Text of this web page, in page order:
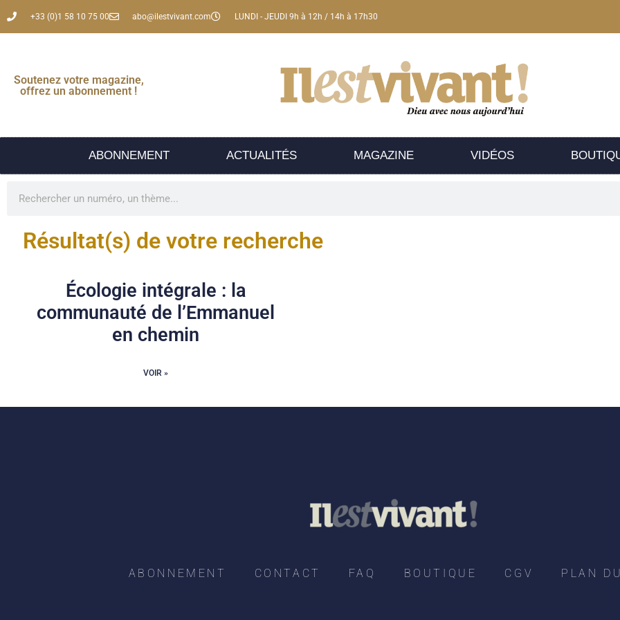
+33 (0)1 58 10 75 00 abo@ilestvivant.com LUNDI - JEUDI 9h à 12h / 14h à 17h30
Soutenez votre magazine,
offrez un abonnement !
ABONNEMENT ACTUALITÉS MAGAZINE VIDÉOS
Résultat(s) de votre recherche
Écologie intégrale : la
communauté de l’Emmanuel
en chemin
VOIR »
ABONNEMENT CONTACT FAQ BOUTIQUE CGV PLAN